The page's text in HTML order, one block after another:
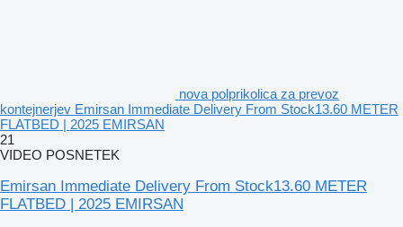
nova polprikolica za prevoz
kontejnerjev Emirsan Immediate Delivery From Stock13.60 METER
FLATBED | 2025 EMIRSAN
21
VIDEO POSNETEK
Emirsan Immediate Delivery From Stock13.60 METER
FLATBED | 2025 EMIRSAN